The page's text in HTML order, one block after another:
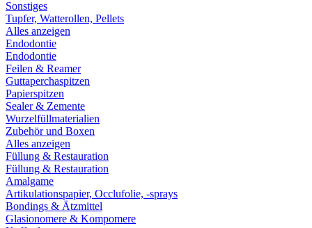
Sonstiges
Tupfer, Watterollen, Pellets
Alles anzeigen
Endodontie
Endodontie
Feilen & Reamer
Guttaperchaspitzen
Papierspitzen
Sealer & Zemente
Wurzelfüllmaterialien
Zubehör und Boxen
Alles anzeigen
Füllung & Restauration
Füllung & Restauration
Amalgame
Artikulationspapier, Occlufolie, -sprays
Bondings & Ätzmittel
Glasionomere & Kompomere